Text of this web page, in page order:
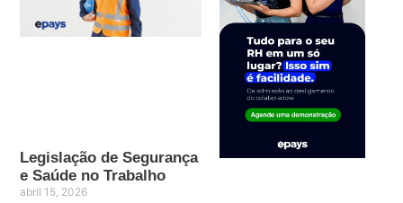
Legislação de Segurança
e Saúde no Trabalho
abril 15, 2026